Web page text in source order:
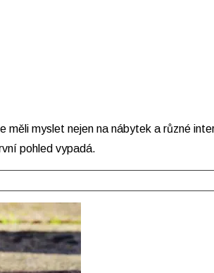
měli myslet nejen na nábytek a různé
pohled vypadá.